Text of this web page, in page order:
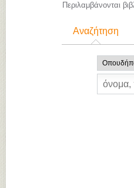
Περιλαμβάνονται
Αναζήτηση